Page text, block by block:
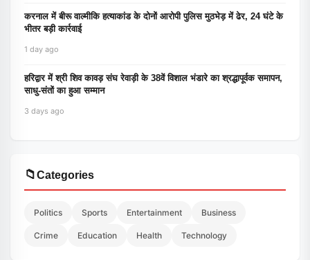
करनाल में बीरू वाल्मीकि हत्याकांड के दोनों आरोपी पुलिस मुठभेड़ में ढेर, 24 घंटे के
भीतर बड़ी कार्रवाई
1 day ago
हरिद्वार में श्री शिव कावड़ संघ रेवाड़ी के 38वें विशाल भंडारे का श्रद्धापूर्वक समापन,
साधु-संतों का हुआ सम्मान
3 days ago
📁Categories
Politics Sports Entertainment Business
Crime Education Health Technology